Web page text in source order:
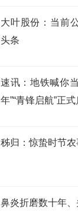
大叶股份：当前
头条
速讯：地铁喊你
年”“青锋启航”正
秭归：惊蛰时节
鼻炎折磨数十年